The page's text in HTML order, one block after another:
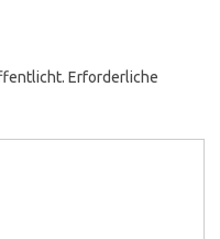
Erforderliche